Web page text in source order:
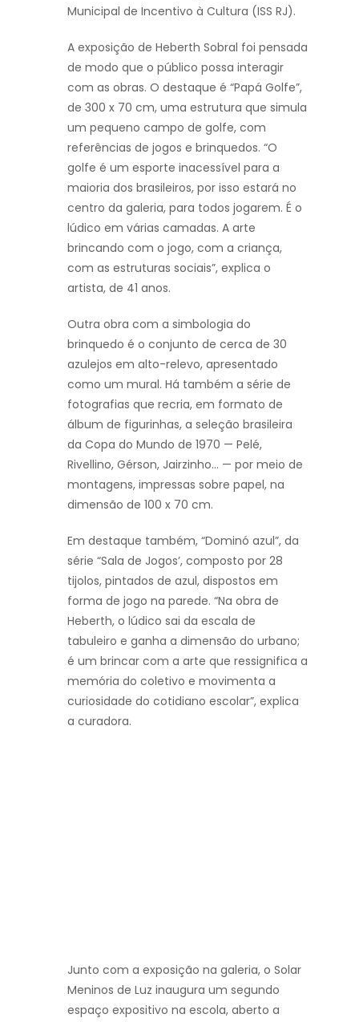
Municipal de Incentivo à Cultura (ISS RJ).
A exposição de Heberth Sobral foi pensada
de modo que o público possa interagir
com as obras. O destaque é “Papá Golfe”,
de 300 x 70 cm, uma estrutura que simula
um pequeno campo de golfe, com
referências de jogos e brinquedos. “O
golfe é um esporte inacessível para a
maioria dos brasileiros, por isso estará no
centro da galeria, para todos jogarem. É o
lúdico em várias camadas. A arte
brincando com o jogo, com a criança,
com as estruturas sociais”, explica o
artista, de 41 anos.
Outra obra com a simbologia do
brinquedo é o conjunto de cerca de 30
azulejos em alto-relevo, apresentado
como um mural. Há também a série de
fotografias que recria, em formato de
álbum de figurinhas, a seleção brasileira
da Copa do Mundo de 1970 — Pelé,
Rivellino, Gérson, Jairzinho… — por meio de
montagens, impressas sobre papel, na
dimensão de 100 x 70 cm.
Em destaque também, “Dominó azul”, da
série “Sala de Jogos’, composto por 28
tijolos, pintados de azul, dispostos em
forma de jogo na parede. “Na obra de
Heberth, o lúdico sai da escala de
tabuleiro e ganha a dimensão do urbano;
é um brincar com a arte que ressignifica a
memória do coletivo e movimenta a
curiosidade do cotidiano escolar”, explica
a curadora.
Junto com a exposição na galeria, o Solar
Meninos de Luz inaugura um segundo
espaço expositivo na escola, aberto a